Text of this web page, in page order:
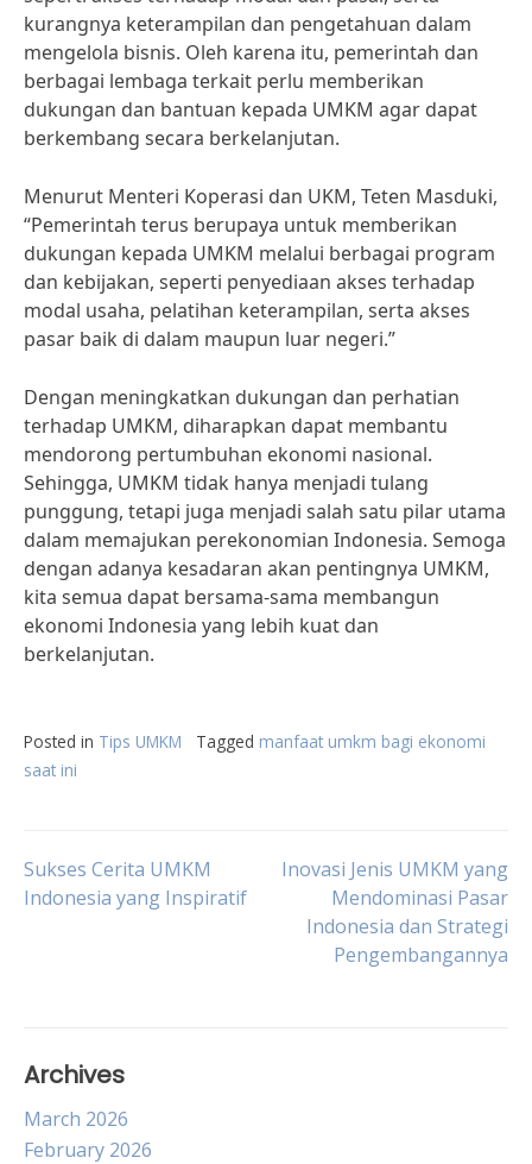
kurangnya keterampilan dan pengetahuan dalam
mengelola bisnis. Oleh karena itu, pemerintah dan
berbagai lembaga terkait perlu memberikan
dukungan dan bantuan kepada UMKM agar dapat
berkembang secara berkelanjutan.
Menurut Menteri Koperasi dan UKM, Teten Masduki,
“Pemerintah terus berupaya untuk memberikan
dukungan kepada UMKM melalui berbagai program
dan kebijakan, seperti penyediaan akses terhadap
modal usaha, pelatihan keterampilan, serta akses
pasar baik di dalam maupun luar negeri.”
Dengan meningkatkan dukungan dan perhatian
terhadap UMKM, diharapkan dapat membantu
mendorong pertumbuhan ekonomi nasional.
Sehingga, UMKM tidak hanya menjadi tulang
punggung, tetapi juga menjadi salah satu pilar utama
dalam memajukan perekonomian Indonesia. Semoga
dengan adanya kesadaran akan pentingnya UMKM,
kita semua dapat bersama-sama membangun
ekonomi Indonesia yang lebih kuat dan
berkelanjutan.
Posted in Tips UMKM Tagged manfaat umkm bagi ekonomi
saat ini
Post
Sukses Cerita UMKM
Indonesia yang Inspiratif
Inovasi Jenis UMKM yang
Mendominasi Pasar
Indonesia dan Strategi
Pengembangannya
Archives
March 2026
February 2026